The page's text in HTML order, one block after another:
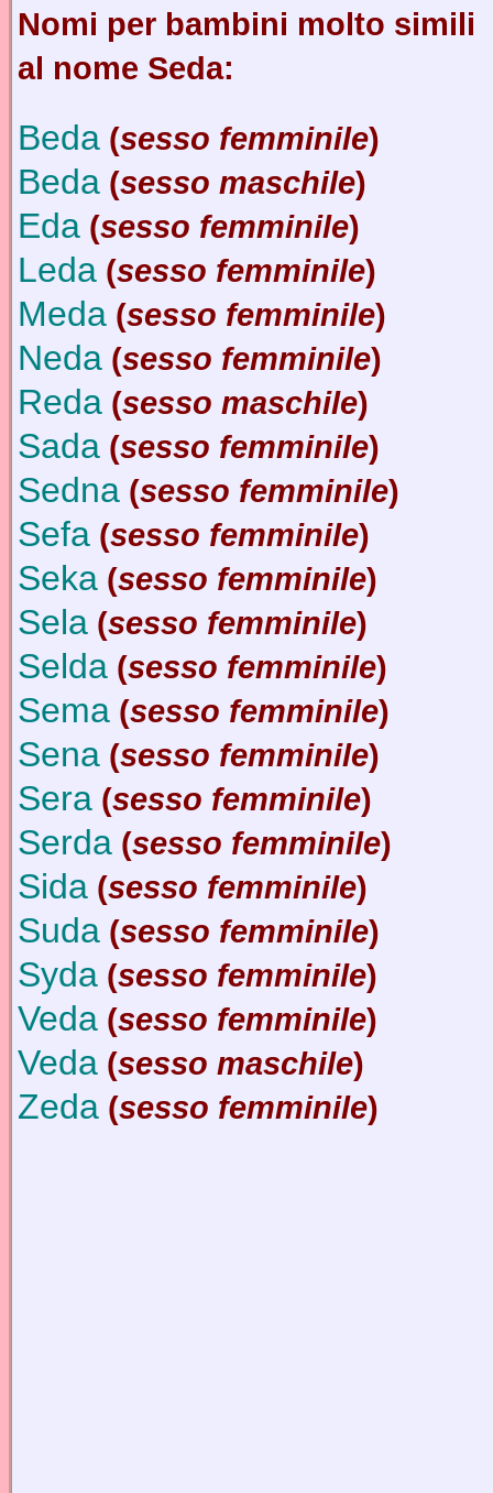
Nomi per bambini molto simili
al nome Seda:
Beda (sesso femminile)
Beda (sesso maschile)
Eda (sesso femminile)
Leda (sesso femminile)
Meda (sesso femminile)
Neda (sesso femminile)
Reda (sesso maschile)
Sada (sesso femminile)
Sedna (sesso femminile)
Sefa (sesso femminile)
Seka (sesso femminile)
Sela (sesso femminile)
Selda (sesso femminile)
Sema (sesso femminile)
Sena (sesso femminile)
Sera (sesso femminile)
Serda (sesso femminile)
Sida (sesso femminile)
Suda (sesso femminile)
Syda (sesso femminile)
Veda (sesso femminile)
Veda (sesso maschile)
Zeda (sesso femminile)